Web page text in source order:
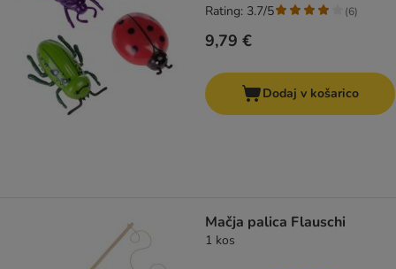
9,79 €
Rating: 3.7/5 (6)
Dodaj v košarico
Mačja palica Flauschi
1 kos